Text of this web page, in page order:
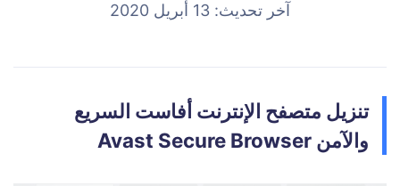
آخر تحديث: 13 أبريل 2020
تنزيل متصفح الإنترنت أفاست السريع
والآمن Avast Secure Browser